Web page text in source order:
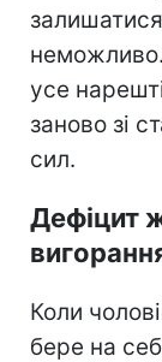
усе
заново зі
сил.
Дефіцит
Коли
бере на